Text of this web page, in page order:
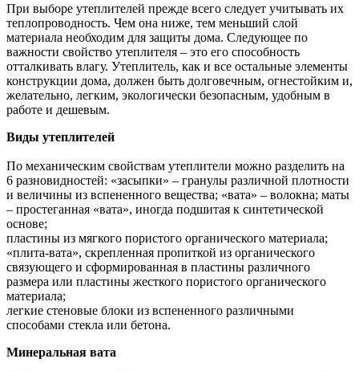
При выборе утеплителей прежде всего следует учитывать их
теплопроводность. Чем она ниже, тем меньший слой
материала необходим для защиты дома. Следующее по
важности свойство утеплителя – это его способность
отталкивать влагу. Утеплитель, как и все остальные элементы
конструкции дома, должен быть долговечным, огнестойким и,
желательно, легким, экологически безопасным, удобным в
работе и дешевым.
Виды утеплителей
По механическим свойствам утеплители можно разделить на
6 разновидностей: «засыпки» – гранулы различной плотности
и величины из вспененного вещества; «вата» – волокна; маты
– простеганная «вата», иногда подшитая к синтетической
основе;
пластины из мягкого пористого органического материала;
«плита-вата», скрепленная пропиткой из органического
связующего и сформированная в пластины различного
размера или пластины жесткого пористого органического
материала;
легкие стеновые блоки из вспененного различными
способами стекла или бетона.
Минеральная вата